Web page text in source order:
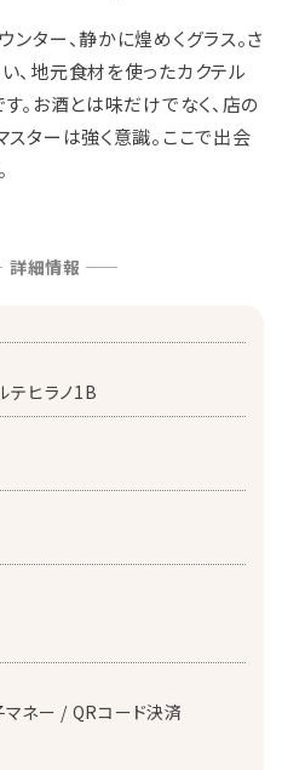
ンター、静かに煌めくグラス。さ
、地元食材を使ったカクテル
。お酒とは味だけでなく、店の
スターは強く意識。ここで出会
細情報 ——
ヒラノ1B
ネー / QRコード決済